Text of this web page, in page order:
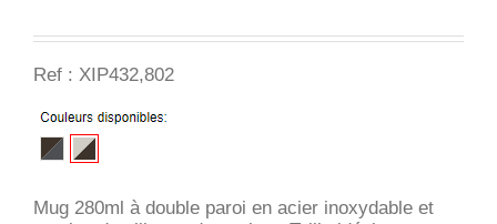
Ref : XIP432,802
Mug 280ml à double paroi en acier inoxydable et